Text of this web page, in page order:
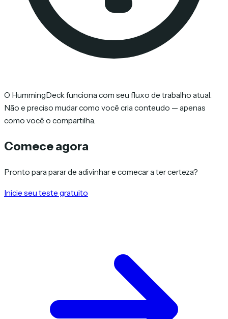
O HummingDeck funciona com seu fluxo de trabalho atual.
Não e preciso mudar como você cria conteudo — apenas
como você o compartilha.
Comece agora
Pronto para parar de adivinhar e comecar a ter certeza?
Inicie seu teste gratuito